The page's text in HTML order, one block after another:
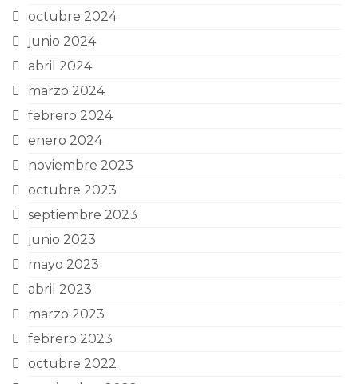
octubre 2024
junio 2024
abril 2024
marzo 2024
febrero 2024
enero 2024
noviembre 2023
octubre 2023
septiembre 2023
junio 2023
mayo 2023
abril 2023
marzo 2023
febrero 2023
octubre 2022